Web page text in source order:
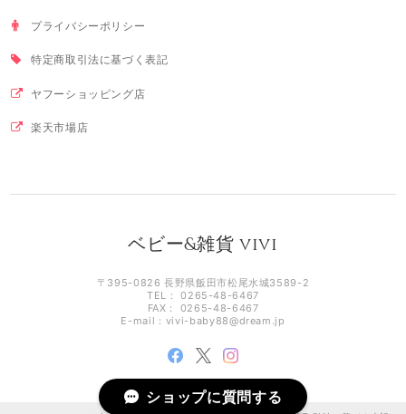
プライバシーポリシー
特定商取引法に基づく表記
ヤフーショッピング店
楽天市場店
ベビー&雑貨 vivi
〒395-0826 長野県飯田市松尾水城3589-2
TEL： 0265-48-6467
FAX： 0265-48-6467
E-mail： vivi-baby88@dream.jp
ショップに質問する